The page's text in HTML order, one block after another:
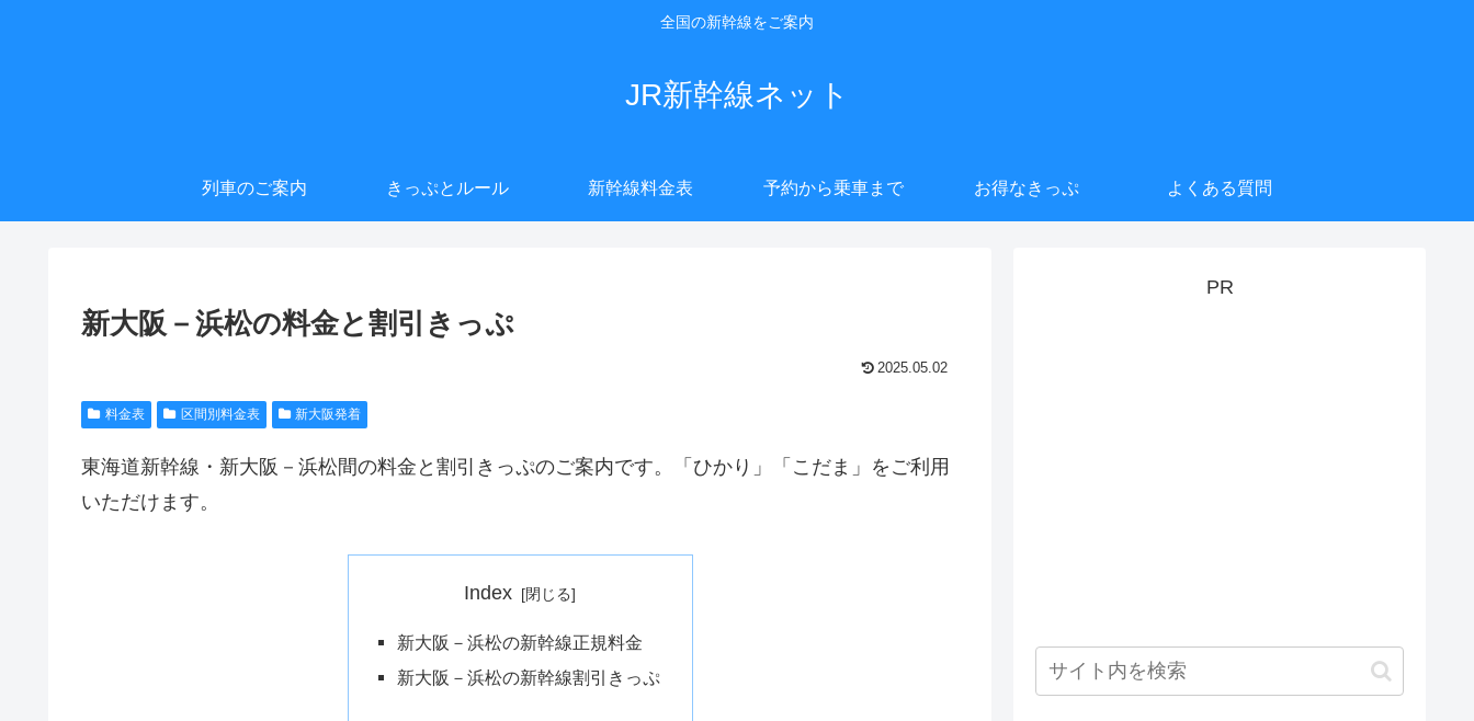
全国の新幹線をご案内
JR新幹線ネット
列車のご案内 きっぷとルール 新幹線料金表 予約から乗車まで お得なきっぷ よくある質問
新大阪－浜松の料金と割引きっぷ
2025.05.02
料金表 区間別料金表 新大阪発着
東海道新幹線・新大阪－浜松間の料金と割引きっぷのご案内です。「ひかり」「こだま」をご利用
いただけます。
Index
新大阪－浜松の新幹線正規料金
新大阪－浜松の新幹線割引きっぷ
PR